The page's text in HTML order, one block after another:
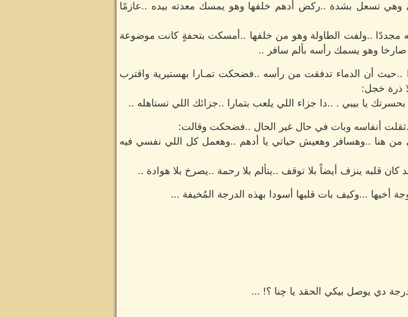
وهي تسعل بشدة ..ركض أدهم خلفها وهو يمسك معدته بيده ..عازمًا
مجددًا ..ولفت الطاولة وهو من خلفها ..أمسكت بتحفةٍ كانت موضوعة
صارخا وهو يسمك رأسه بألم سافر ..
..حيث أن الدماء تدفقت من رأسه ..فضحكت تمـارا بهستيرية واقترب
ذرة خجل:
يا بيبي . ..دا جزاء اللي يلعب بتمارا ..جزائك اللي تستاهله ..
..ثقلت أنفاسه وبات في حال غير الحال ..فضحكت وقالت:
هنا ..وهسافر وهعيش حياتي يا أدهم ..وهعمل كل اللي نفسي فيه
قلبه ينزف أيضاً بلا توقف ..يتألم بلا رحمة ..يصرخ بلا هوادة ..
أخيها ...وكيف بات قلبها أسودا بهذه الدرجة المُخيفة ...
دي يوصل بيكي الحقد يا چنا ؟! ...